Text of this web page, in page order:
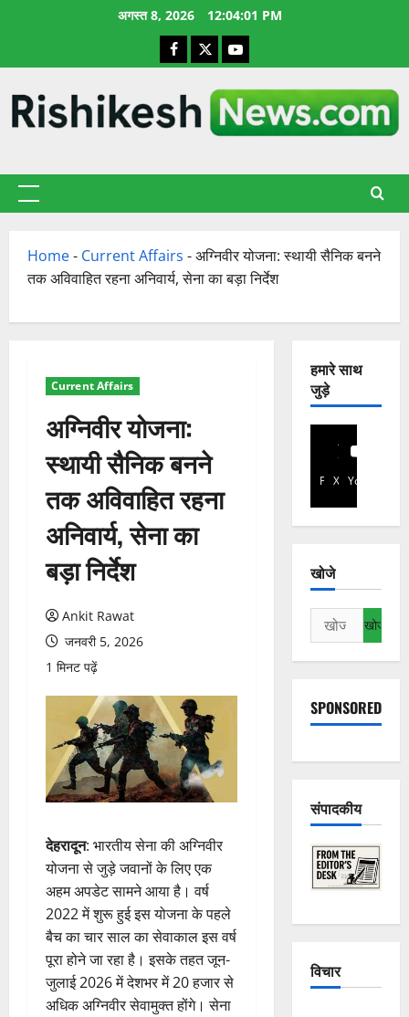
अगस्त 8, 2026 12:04:02 PM
Facebook
X YouTube
प्राथमिक
Home- Current Affairs -अग्निवीर योजना: स्थायी सैनिक बनने
तक अविवाहित रहना अनिवार्य, सेना का बड़ा निर्देश
Current Affairs
अग्निवीर योजना:
स्थायी सैनिक बनने
तक अविवाहित रहना
अनिवार्य, सेना का
बड़ा निर्देश
Ankit Rawat
जनवरी 5, 2026
1 मिनट पढ़ें
देहरादून: भारतीय सेना की अग्निवीर
योजना से जुड़े जवानों के लिए एक
अहम अपडेट सामने आया है। वर्ष
2022 में शुरू हुई इस योजना के पहले
बैच का चार साल का सेवाकाल इस वर्ष
पूरा होने जा रहा है। इसके तहत जून-
जुलाई 2026 में देशभर में 20 हजार से
अधिक अग्निवीर सेवामुक्त होंगे। सेना
हमारे साथ
जुड़े
Facebook
X YouTube
खोजे
निम्न
को
खोजें:
SPONSORED
संपादकीय
विचार